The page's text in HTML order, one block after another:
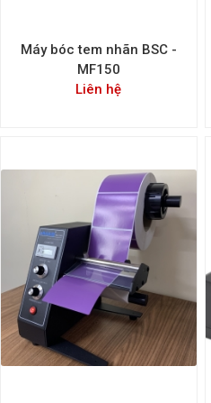
Máy bóc tem nhãn BSC -
MF150
Liên hệ